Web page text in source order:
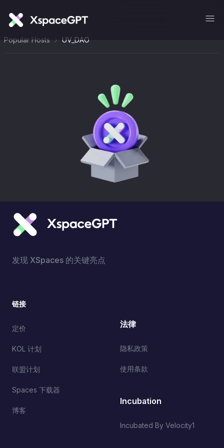
Popular Hosts UV_DAO
发现 XSpaces 的关键亮点
链接
定价
KOL 计划
联盟计划
Spaces 下载器
博客
法律
隐私政策
使用条款
Incubation
Incubated By Velocity1